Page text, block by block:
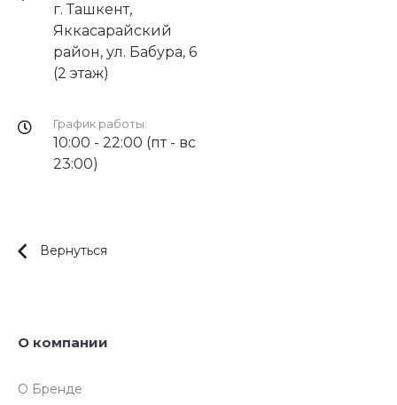
г. Ташкент,
Яккасарайский
район, ул. Бабура, 6
(2 этаж)
График работы:
10:00 - 22:00 (пт - вс
23:00)
Вернуться
О компании
О Бренде